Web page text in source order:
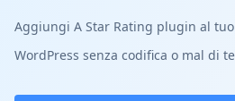
Aggiungi A Star Rating plugin al
WordPress senza codifica o mal di